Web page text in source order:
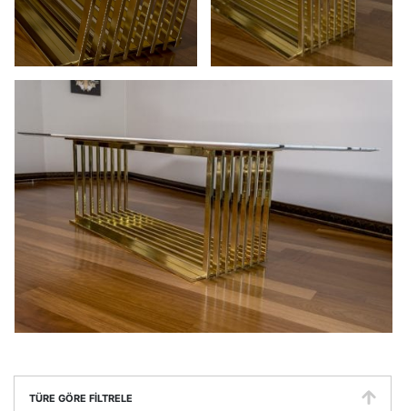
TÜRE GÖRE FILTRELE